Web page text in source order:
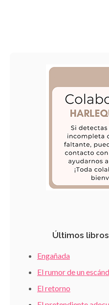
Últimos
Engañada
El rumor de un
El retorno